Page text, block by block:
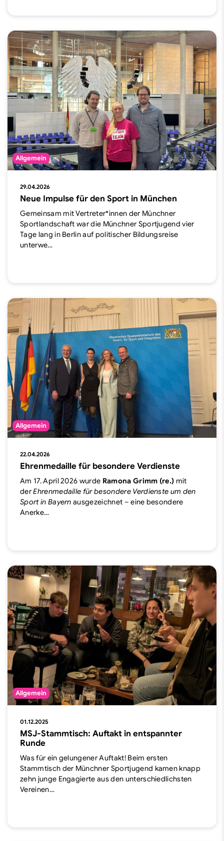
Allgemein
29.04.2026
Neue Impulse für den Sport in München
Gemeinsam mit Vertreter*innen der Münchner
Sportlandschaft war die Münchner Sportjugend vier
Tage lang in Berlin auf politischer Bildungsreise
unterwe…
Allgemein
22.04.2026
Ehrenmedaille für besondere Verdienste
Am 17. April 2026 wurde Ramona Grimm (re.) mit
derEhrenmedaille für besondere Verdienste um den
Sport in Bayern ausgezeichnet – eine besondere
Anerke…
Allgemein
01.12.2025
MSJ-Stammtisch: Auftakt in entspannter
Runde
Was für ein gelungener Auftakt! Beim ersten
Stammtisch der Münchner Sportjugend kamen knapp
zehn junge Engagierte aus den unterschiedlichsten
Vereinen…